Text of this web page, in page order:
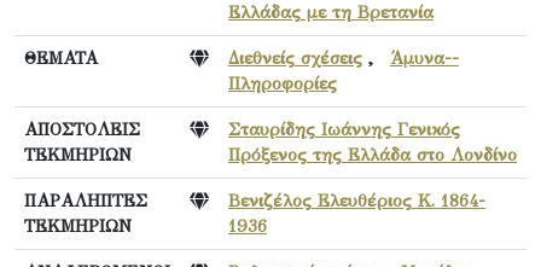
Ελλάδας με τη Βρετανία
ΘΕΜΑΤΑ Διεθνείς σχέσεις , Άμυνα--
Πληροφορίες
ΑΠΟΣΤΟΛΕΙΣ
ΤΕΚΜΗΡΙΩΝ
Σταυρίδης Ιωάννης Γενικός
Πρόξενος της Ελλάδα στο Λονδίνο
ΠΑΡΑΛΗΠΤΕΣ
ΤΕΚΜΗΡΙΩΝ
Βενιζέλος Ελευθέριος Κ. 1864-
1936